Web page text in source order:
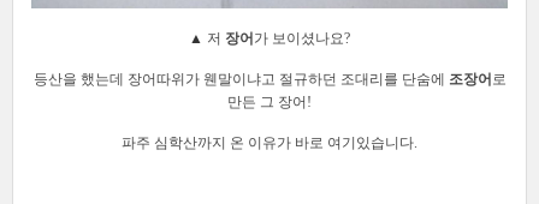
▲ 저 장어가 보이셨나요?
등산을 했는데 장어따위가 웬말이냐고 절규하던 조대리를 단숨에 조장어 로
만든 그 장어!
파주 심학산까지 온 이유가 바로 여기있습니다.